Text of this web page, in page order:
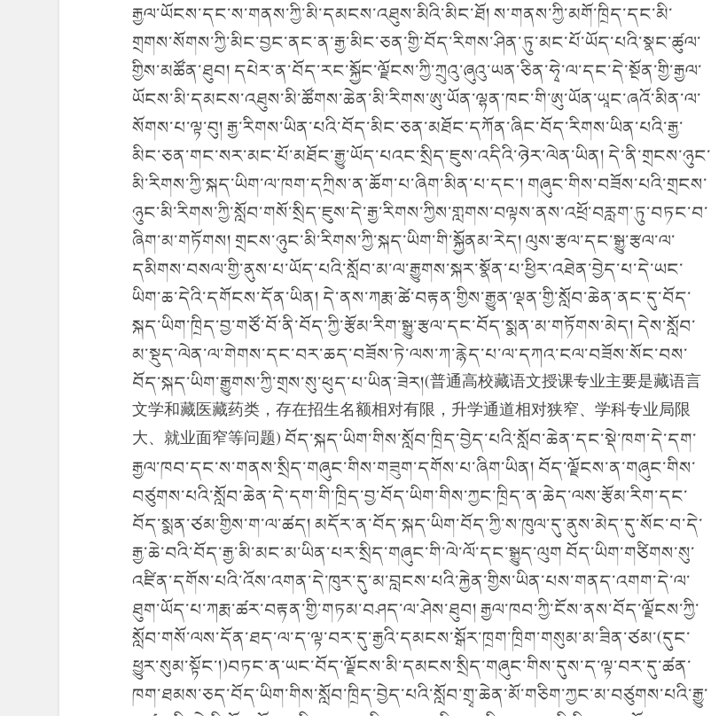
རྒྱལ་ཡོངས་དང་ས་གནས་ཀྱི་མི་དམངས་འཐུས་མིའི་མིང་ཐོ། ས་གནས་ཀྱི་མགོ་ཁྲིད་དང་མི་
གྲགས་སོགས་ཀྱི་མིང་བྱང་ནང་ན་རྒྱ་མིང་ཅན་གྱི་བོད་རིགས་ཤིན་ཏུ་མང་པོ་ཡོད་པའི་སྣང་ཚུལ་
གྱིས་མཚོན་ཐུབ། དཔེར་ན་བོད་རང་སྐྱོང་ལྗོངས་ཀྱི་ཀྲུའུ་ཞུའུ་ཡན་ཅིན་ཧྭེ་ལ་དང་དེ་སྔོན་གྱི་རྒྱལ་
ཡོངས་མི་དམངས་འཐུས་མི་ཚོགས་ཆེན་མི་རིགས་ཨུ་ཡོན་ལྷན་ཁང་གི་ཨུ་ཡོན་ཡཱང་ཞའོ་མིན་ལ་
སོགས་པ་ལྟ་བུ། རྒྱ་རིགས་ཡིན་པའི་བོད་མིང་ཅན་མཐོང་དཀོན་ཞིང་བོད་རིགས་ཡིན་པའི་རྒྱ་
མིང་ཅན་གང་སར་མང་པོ་མཐོང་རྒྱུ་ཡོད་པའང་སྲིད་ཇུས་འདིའི་ཉེར་ལེན་ཡིན། དེ་ནི་གྲངས་ཉུང་
མི་རིགས་ཀྱི་སྐད་ཡིག་ལ་ཁག་དཀྲིས་ན་ཆོག་པ་ཞིག་མིན་པ་དང་། གཞུང་གིས་བཟོས་པའི་གྲངས་
ཉུང་མི་རིགས་ཀྱི་སློབ་གསོ་སྲིད་ཇུས་དེ་རྒྱ་རིགས་ཀྱིས་གླགས་བལྟས་ནས་འཕྲོ་བརླག་ཏུ་བཏང་བ་
ཞིག་མ་གཏོགས། གྲངས་ཉུང་མི་རིགས་ཀྱི་སྐད་ཡིག་གི་སྐྱོནམ་རེད། ལུས་རྩལ་དང་སྒྱུ་རྩལ་ལ་
དམིགས་བསལ་གྱི་ནུས་པ་ཡོད་པའི་སློབ་མ་ལ་རྒྱུགས་སྐར་སྣོན་པ་ཕྱིར་འཐེན་བྱེད་པ་དེ་ཡང་
ཡིག་ཆ་དེའི་དགོངས་དོན་ཡིན། དེ་ནས་ཀརྨ་ཚེ་བརྟན་གྱིས་རྒྱུན་ལྡན་གྱི་སློབ་ཆེན་ནང་དུ་བོད་
སྐད་ཡིག་ཁྲིད་བྱ་གཙོ་བོ་ནི་བོད་ཀྱི་རྩོམ་རིག་སྒྱུ་རྩལ་དང་བོད་སྨན་མ་གཏོགས་མེད། དེས་སློབ་
མ་སྡུད་ལེན་ལ་གེགས་དང་བར་ཆད་བཟོས་ཏེ་ལས་ཀ་རྙེད་པ་ལ་དཀའ་ངལ་བཟོས་སོང་བས་
བོད་སྐད་ཡིག་རྒྱུགས་ཀྱི་གྲས་སུ་ཕུད་པ་ཡིན་ཟེར།(普通高校藏语文授课专业主要是藏语言
文学和藏医藏药类，存在招生名额相对有限，升学通道相对狭窄、学科专业局限
大、就业面窄等问题) བོད་སྐད་ཡིག་གིས་སློབ་ཁྲིད་བྱེད་པའི་སློབ་ཆེན་དང་སྡེ་ཁག་དེ་དག་
རྒྱལ་ཁབ་དང་ས་གནས་སྲིད་གཞུང་གིས་གཟུག་དགོས་པ་ཞིག་ཡིན། བོད་ལྗོངས་ན་གཞུང་གིས་
བཙུགས་པའི་སློབ་ཆེན་དེ་དག་གི་ཁྲིད་བྱ་བོད་ཡིག་གིས་ཀྱང་ཁྲིད་ན་ཆེད་ལས་རྩོམ་རིག་དང་
བོད་སྨན་ཙམ་གྱིས་ག་ལ་ཚད། མདོར་ན་བོད་སྐད་ཡིག་བོད་ཀྱི་ས་ཁུལ་དུ་ནུས་མེད་དུ་སོང་བ་དེ་
རྒྱ་ཆེ་བའི་བོད་རྒྱ་མི་མང་མ་ཡིན་པར་སྲིད་གཞུང་གི་ལེ་ལོ་དང་སྒྱུད་ལུག བོད་ཡིག་གཙིགས་སུ་
འཛིན་དགོས་པའི་འོས་འགན་དེ་ཁུར་དུ་མ་བླངས་པའི་རྐྱེན་གྱིས་ཡིན་པས་གནད་འགག་དེ་ལ་
ཐུག་ཡོད་པ་ཀརྨ་ཚར་བརྟན་གྱི་གཏམ་བཤད་ལ་ཤེས་ཐུབ། རྒྱལ་ཁབ་ཀྱི་ངོས་ནས་བོད་ལྗོངས་ཀྱི་
སློབ་གསོ་ལས་དོན་ཐད་ལ་ད་ལྟ་བར་དུ་རྒྱའི་དམངས་སྒོར་ཁྲག་ཁྲིག་གསུམ་མ་ཟིན་ཙམ་(དུང་
ཕྱུར་སུམ་སྟོང་།)བཏང་ན་ཡང་བོད་ལྗོངས་མི་དམངས་སྲིད་གཞུང་གིས་དུས་ད་ལྟ་བར་དུ་ཚན་
ཁག་ཐམས་ཅད་བོད་ཡིག་གིས་སློབ་ཁྲིད་བྱེད་པའི་སློབ་གྲྭ་ཆེན་མོ་གཅིག་ཀྱང་མ་བཙུགས་པའི་རྒྱུ་